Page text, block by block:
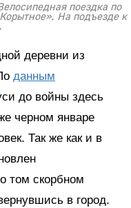
поездка по
На подъезде к
деревни из
данным
до войны здесь
черном январе
Так же как и в
том скорбном
в город.